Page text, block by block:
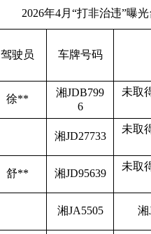
2026年4月“打非治违”曝光
驾驶员 车牌号码
徐**
湘JDB799
6
未取
湘JD27733
未取
舒** 湘JD95639
未取
湘JA5505 湘